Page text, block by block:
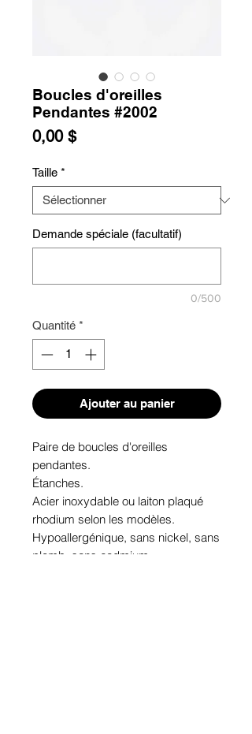
Boucles d'oreilles
Pendantes #2002
0,00 $Prix
Taille *
Demande spéciale (facultatif)
0/500
Quantité *
Ajouter au panier
Paire de boucles d'oreilles
pendantes.
Étanches.
Acier inoxydable ou laiton plaqué
rhodium selon les modèles.
Hypoallergénique, sans nickel, sans
plomb, sans cadmium.